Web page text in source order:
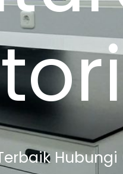
Hubungi